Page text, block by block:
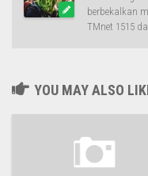
berbekalkan
TMnet 1515
YOU MAY ALSO